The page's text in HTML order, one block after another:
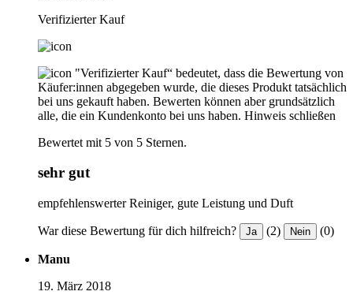
Verifizierter Kauf
"Verifizierter Kauf“ bedeutet, dass die Bewertung von
Käufer:innen abgegeben wurde, die dieses Produkt tatsächlich
bei uns gekauft haben. Bewerten können aber grundsätzlich
alle, die ein Kundenkonto bei uns haben. Hinweis schließen
Bewertet mit 5 von 5 Sternen.
sehr gut
empfehlenswerter Reiniger, gute Leistung und Duft
War diese Bewertung für dich hilfreich? Ja (2) Nein (0)
Manu
19. März 2018